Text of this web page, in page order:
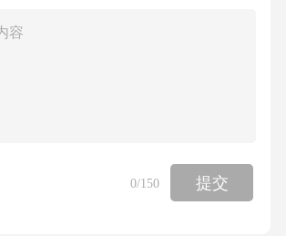
高污染等问题，不符合绿色化学
0/150 提交